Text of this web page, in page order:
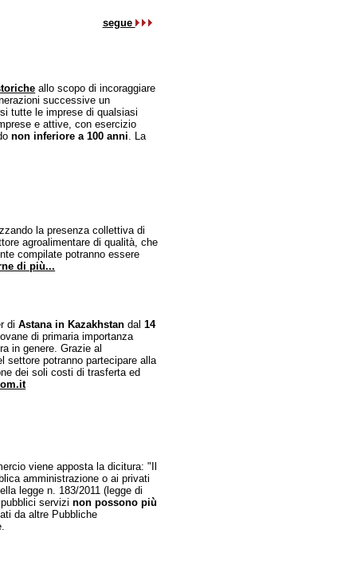
segue
allo scopo di incoraggiare
successive un
tutte le imprese di qualsiasi
e attive, con esercizio
non inferiore a 100 anni. La
la presenza collettiva di
agroalimentare di qualità, che
compilate potranno essere
di più...
diAstana in Kazakhstan dal14
di primaria importanza
in genere. Grazie al
settore potranno partecipare alla
dei soli costi di trasferta ed
viene apposta la dicitura: "Il
amministrazione o ai privati
legge n. 183/2011 (legge di
servizinon possono più
da altre Pubbliche